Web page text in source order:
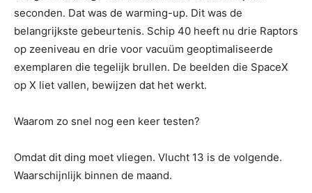
seconden. Dat was de warming-up. Dit was de
belangrijkste gebeurtenis. Schip 40 heeft nu drie Raptors
op zeeniveau en drie voor vacuüm geoptimaliseerde
exemplaren die tegelijk brullen. De beelden die SpaceX
op X liet vallen, bewijzen dat het werkt.
Waarom zo snel nog een keer testen?
Omdat dit ding moet vliegen. Vlucht 13 is de volgende.
Waarschijnlijk binnen de maand.